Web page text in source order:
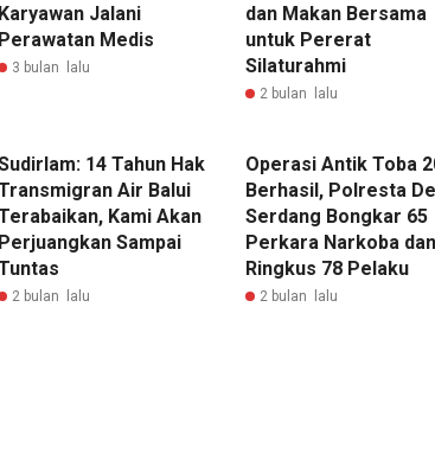
Karyawan Jalani
Perawatan Medis
3 bulan lalu
dan Makan Bersama
untuk Pererat
Silaturahmi
2 bulan lalu
14 Tahun Hak
Air Balui
Kami Akan
Perjuangkan Sampai
2 bulan lalu
Operasi Antik Toba
Berhasil, Polresta
Serdang Bongkar 65
Perkara Narkoba dan
Ringkus 78 Pelaku
2 bulan lalu